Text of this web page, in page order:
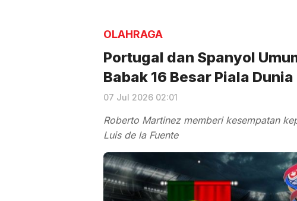
OLAHRAGA
Portugal dan Spanyol
Babak 16 Besar Piala
07 Jul 2026 02:01
Roberto Martinez memberi kesempatan
Luis de la Fuente